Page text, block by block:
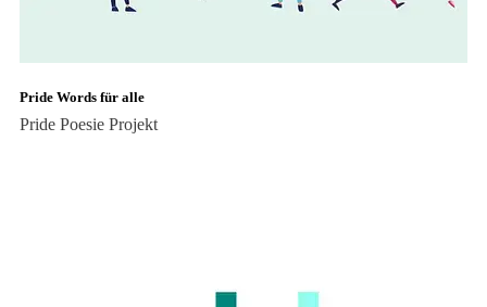
Pride Words für alle
Pride Poesie Projekt